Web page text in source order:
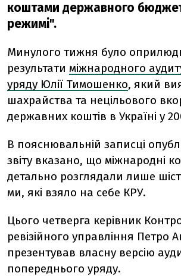
коштами державного
режимі".
Минулого тижня було
результати міжнародного
уряду Юлії Тимошенко, який
шахрайства та нецільового
державних коштів в Україні у
В пояснювальній записці
звіту вказано, що міжнародні
детально розглядали лише
ми, які взяло на себе КРУ.
Цього четверга керівник
ревізійного управління Петро
презентував власну версію
попереднього уряду.